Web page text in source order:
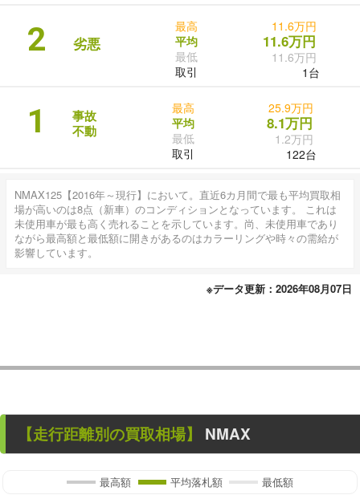
2 劣悪
最高
平均
最低
取引
11.6万円
11.6万円
11.6万円
1台
1
事故
不動
最高
平均
最低
取引
25.9万円
8.1万円
1.2万円
122台
NMAX125【2016年～現行】において。直近6カ月間で最も平均買取相
場が高いのは8点（新車）のコンディションとなっています。 これは
未使用車が最も高く売れることを示しています。尚、未使用車であり
ながら最高額と最低額に開きがあるのはカラーリングや時々の需給が
影響しています。
※データ更新：2026年08月07日
【走行距離別の買取相場】 NMAX
最高額 平均落札額 最低額